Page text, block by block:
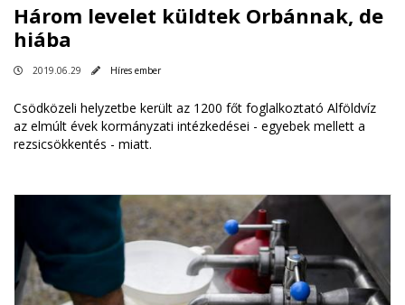
Három levelet küldtek Orbánnak, de
hiába
2019.06.29 Híres ember
Csödközeli helyzetbe került az 1200 főt foglalkoztató Alföldvíz
az elmúlt évek kormányzati intézkedései - egyebek mellett a
rezsicsökkentés - miatt.